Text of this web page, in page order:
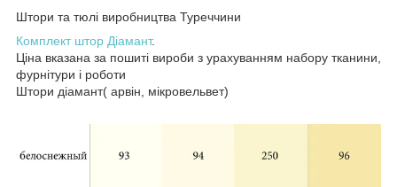
Штори та тюлі виробництва Туреччини
Комплект штор Діамант.
Ціна вказана за пошиті вироби з урахуванням набору тканини,
фурнітури і роботи
Штори діамант( арвін, мікровельвет)